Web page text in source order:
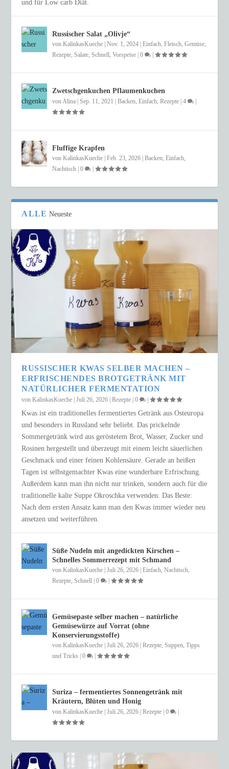
und für Low carb Diät.
Russischer Salat „Olivje“
vonKalinkasKueche |Nov. 1, 2024 |Einfach,Fleisch,Gemüse,
Rezepte,Salate,Schnell,Vorspeise |0 |
Zwetschgenkuchen Pflaumenkuchen
vonAlina |Sep. 11, 2021 |Backen,Einfach,Rezepte |4
Fluffige Krapfen
vonKalinkasKueche |Feb. 23, 2026 |Backen,Einfach,
Nachtisch |0 |
ALLE Neueste
RUSSISCHER KWAS SELBER MACHEN –
ERFRISCHENDES BROTGETRÄNK MIT
NATÜRLICHER FERMENTATION
vonKalinkasKueche |Juli 26, 2026 |Rezepte |0 |
Kwas ist ein traditionelles fermentiertes Getränk aus Osteuropa
und besonders in Russland sehr beliebt. Das prickelnde
Sommergetränk wird aus geröstetem Brot, Wasser, Zucker und
Rosinen hergestellt und überzeugt mit einem leicht säuerlichen
Geschmack und einer feinen Kohlensäure. Gerade an heißen
Tagen ist selbstgemachter Kwas eine wunderbare Erfrischung.
Außerdem kann man ihn nicht nur trinken, sondern auch für die
traditionelle kalte Suppe Okroschka verwenden. Das Beste:
Nach dem ersten Ansatz kann man den Kwas immer wieder neu
ansetzen und weiterführen.
Süße Nudeln mit angedickten Kirschen –
Schnelles Sommerrezept mit Schmand
vonKalinkasKueche |Juli 26, 2026 |Einfach ,Nachtisch
Rezepte ,Schnell |0 |
Gemüsepaste selber machen – natürliche
Gemüsewürze auf Vorrat (ohne
Konservierungsstoffe)
vonKalinkasKueche |Juli 26, 2026 |Rezepte ,Suppen ,Tipps
und Tricks |0 |
Suriza – fermentiertes Sonnengetränk mit
Kräutern, Blüten und Honig
vonKalinkasKueche |Juli 26, 2026 |Rezepte |0 |